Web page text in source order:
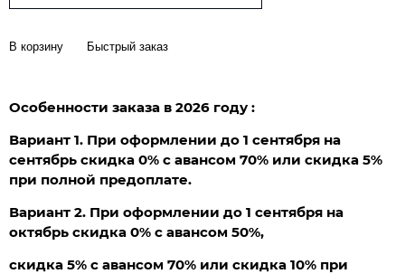
В корзину Быстрый заказ
Особенности заказа в 2026 году :
Вариант 1. При оформлении до 1 сентября на
сентябрь скидка 0% с авансом 70% или скидка 5%
при полной предоплате.
Вариант 2. При оформлении до 1 сентября на
октябрь скидка 0% с авансом 50%,
скидка 5% с авансом 70% или скидка 10% при